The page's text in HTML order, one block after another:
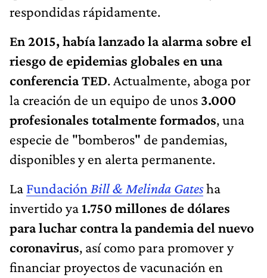
respondidas rápidamente.
En 2015, había lanzado la alarma sobre el
riesgo de epidemias globales en una
conferencia TED. Actualmente, aboga por
la creación de un equipo de unos 3.000
profesionales totalmente formados, una
especie de "bomberos" de pandemias,
disponibles y en alerta permanente.
La Fundación Bill & Melinda Gatesha
invertido ya1.750 millones de dólares
para luchar contra la pandemia del nuevo
coronavirus, así como para promover y
financiar proyectos de vacunación en